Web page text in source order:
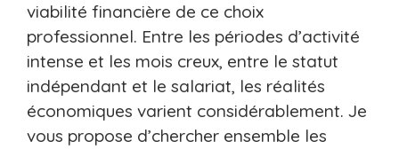
viabilité financière de ce choix
professionnel. Entre les périodes d’activité
intense et les mois creux, entre le statut
indépendant et le salariat, les réalités
économiques varient considérablement. Je
vous propose d’chercher ensemble les